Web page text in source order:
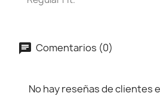
Comentarios (0)
No hay reseñas de clientes